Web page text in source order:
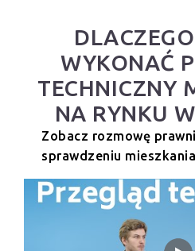
WYKONAĆ
TECHNICZNY
NA RYNKU
Zobacz rozmowę
sprawdzeniu